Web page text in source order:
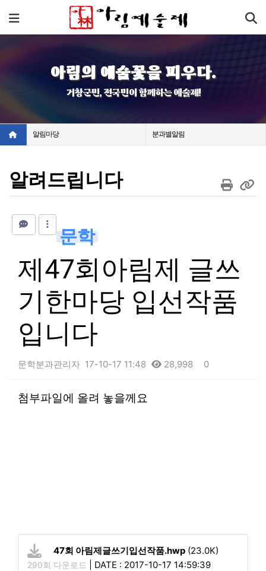
메뉴
아림의 예술꽃을 피우다.
거창군민, 전국민이 함께하는 예술제!
알림마당 분과별알림
알려드립니다
문학
제47회아림제 글쓰
기한마당 입선작품
입니다
문학분과관리자 17-10-17 11:48 28,998 0
본문
첨부파일에 올려 놓을께요
47회 아림제글쓰기입선작품.hwp (23.0K)
290회 다운로드 DATE : 2017-10-17 14:59:39